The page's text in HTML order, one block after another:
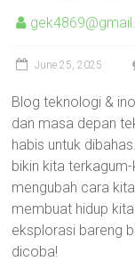
June 25, 2025
Blog teknologi &
dan masa depan
habis untuk
bikin kita
mengubah cara
membuat hidup
eksplorasi bareng
dicoba!